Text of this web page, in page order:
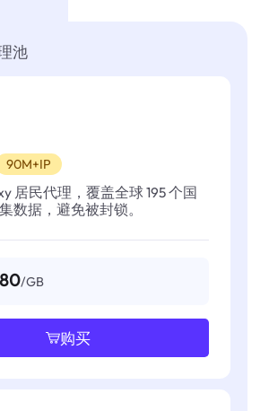
池
90M+IP
居民代理，覆盖全球 195 个国
数据，避免被封锁。
/GB
购买